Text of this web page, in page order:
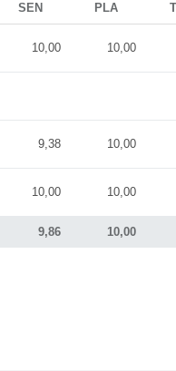
SEN PLA
9,86 10,00
10,00 10,00
9,38 10,00
10,00 10,00